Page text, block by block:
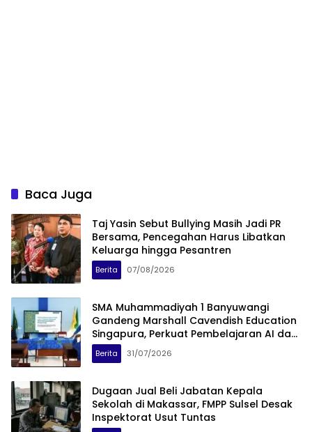
Baca Juga
Taj Yasin Sebut Bullying Masih Jadi PR
Bersama, Pencegahan Harus Libatkan
Keluarga hingga Pesantren
Berita 07/08/2026
SMA Muhammadiyah 1 Banyuwangi
Gandeng Marshall Cavendish Education
Singapura, Perkuat Pembelajaran AI dan
Coding
Berita 31/07/2026
Dugaan Jual Beli Jabatan Kepala
Sekolah di Makassar, FMPP Sulsel Desak
Inspektorat Usut Tuntas